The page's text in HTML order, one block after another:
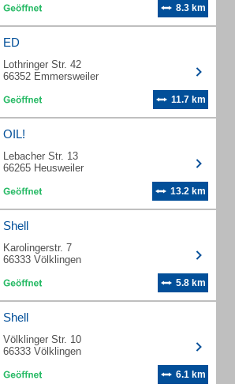
8.3 km
ED
Lothringer Str. 42
66352 Emmersweiler
11.7 km
OIL!
Lebacher Str. 13
66265 Heusweiler
13.2 km
Shell
Karolingerstr. 7
66333 Völklingen
5.8 km
Shell
Völklinger Str. 10
66333 Völklingen
6.1 km